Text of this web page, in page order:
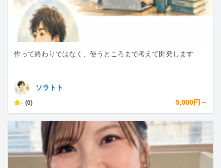
作って終わりではなく、使うところまで考えて開発します
ソラトト
- (0) 5,000円～